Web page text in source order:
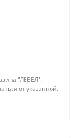
"ЛЕВЕЛ".
от указанной.